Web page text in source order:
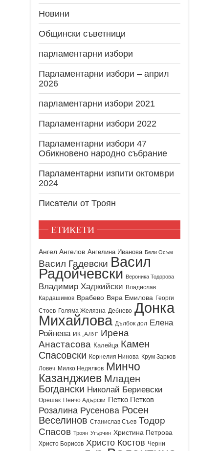
Новини
Общински съветници
парламентарни избори
Парламентарни избори – април
2026
парламентарни избори 2021
Парламентарни избори 2022
Парламентарни избори 47
Обикновено народно събрание
Парламентарни изпити октомври
2024
Писатели от Троян
ЕТИКЕТИ
Ангел Ангелов Ангелина Иванова Бели Осъм
Васил Гадевски Васил
Радойчевски Вероника Тодорова
Владимир Хаджийски Владислав
Кардашимов Врабево Вяра Емилова Георги
Стоев Голяма Желязна Дебнево Донка
Михайлова Дълбок дол Елена
Ройнева ИК „АЛЯ“ Ирена
Анастасова Калейца Камен
Спасовски Корнелия Нинова Крум Зарков
Ловеч Милко Недялков Минчо
Казанджиев Младен
Богдански Николай Бериевски
Орешак Пенчо Адърски Петко Петков
Розалина Русенова Росен
Веселинов Станислав Съев Тодор
Спасов Троян Угърчин Христина Петрова
Христо Борисов Христо Костов Черни